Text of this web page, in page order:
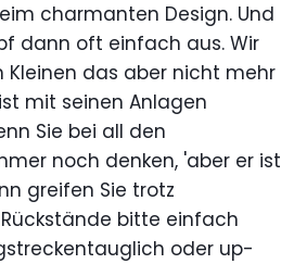
charmanten Design. Und
dann oft einfach aus. Wir
Kleinen das aber nicht mehr
mit seinen Anlagen
Sie bei all den
noch denken, 'aber er ist
greifen Sie trotz
bitte einfach
oder up-